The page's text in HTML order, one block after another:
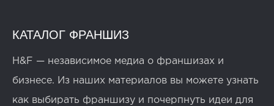
КАТАЛОГ ФРАНШИЗ
H&F — независимое медиа о франшизах и
бизнесе. Из наших материалов вы можете узнать
как выбирать франшизу и почерпнуть идеи для